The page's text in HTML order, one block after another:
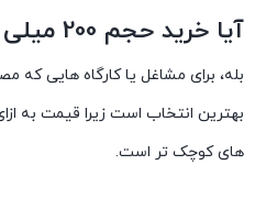
آیا خرید حجم 200 میلی به صرفه است؟
بهترین انتخاب است زیرا قیمت به
های کوچک تر است.